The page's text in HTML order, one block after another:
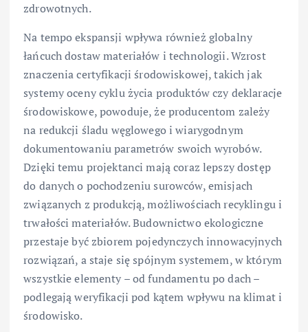
zdrowotnych.
Na tempo ekspansji wpływa również globalny
łańcuch dostaw materiałów i technologii. Wzrost
znaczenia certyfikacji środowiskowej, takich jak
systemy oceny cyklu życia produktów czy deklaracje
środowiskowe, powoduje, że producentom zależy
na redukcji śladu węglowego i wiarygodnym
dokumentowaniu parametrów swoich wyrobów.
Dzięki temu projektanci mają coraz lepszy dostęp
do danych o pochodzeniu surowców, emisjach
związanych z produkcją, możliwościach recyklingu i
trwałości materiałów. Budownictwo ekologiczne
przestaje być zbiorem pojedynczych innowacyjnych
rozwiązań, a staje się spójnym systemem, w którym
wszystkie elementy – od fundamentu po dach –
podlegają weryfikacji pod kątem wpływu na klimat i
środowisko.